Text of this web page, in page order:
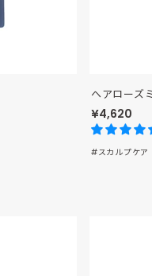
ヘアローズ
¥4,620
#スカルプケア